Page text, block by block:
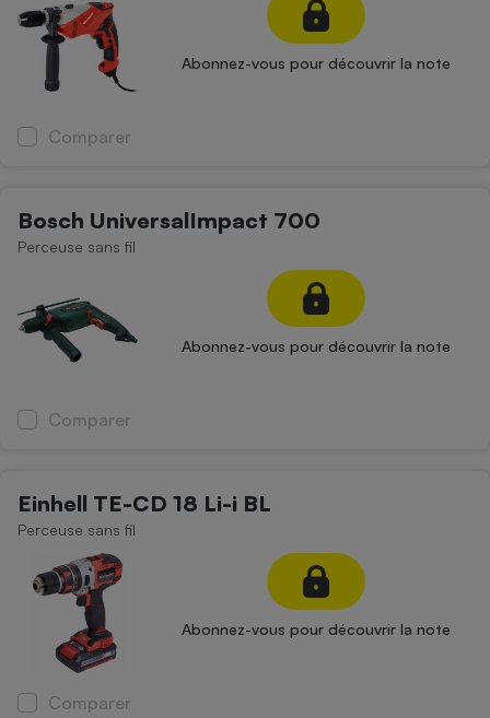
Abonnez-vous pour découvrir la note
Comparer
Bosch UniversalImpact 700
Perceuse sans fil
Abonnez-vous pour découvrir la note
Comparer
Einhell TE-CD 18 Li-i BL
Perceuse sans fil
Abonnez-vous pour découvrir la note
Comparer